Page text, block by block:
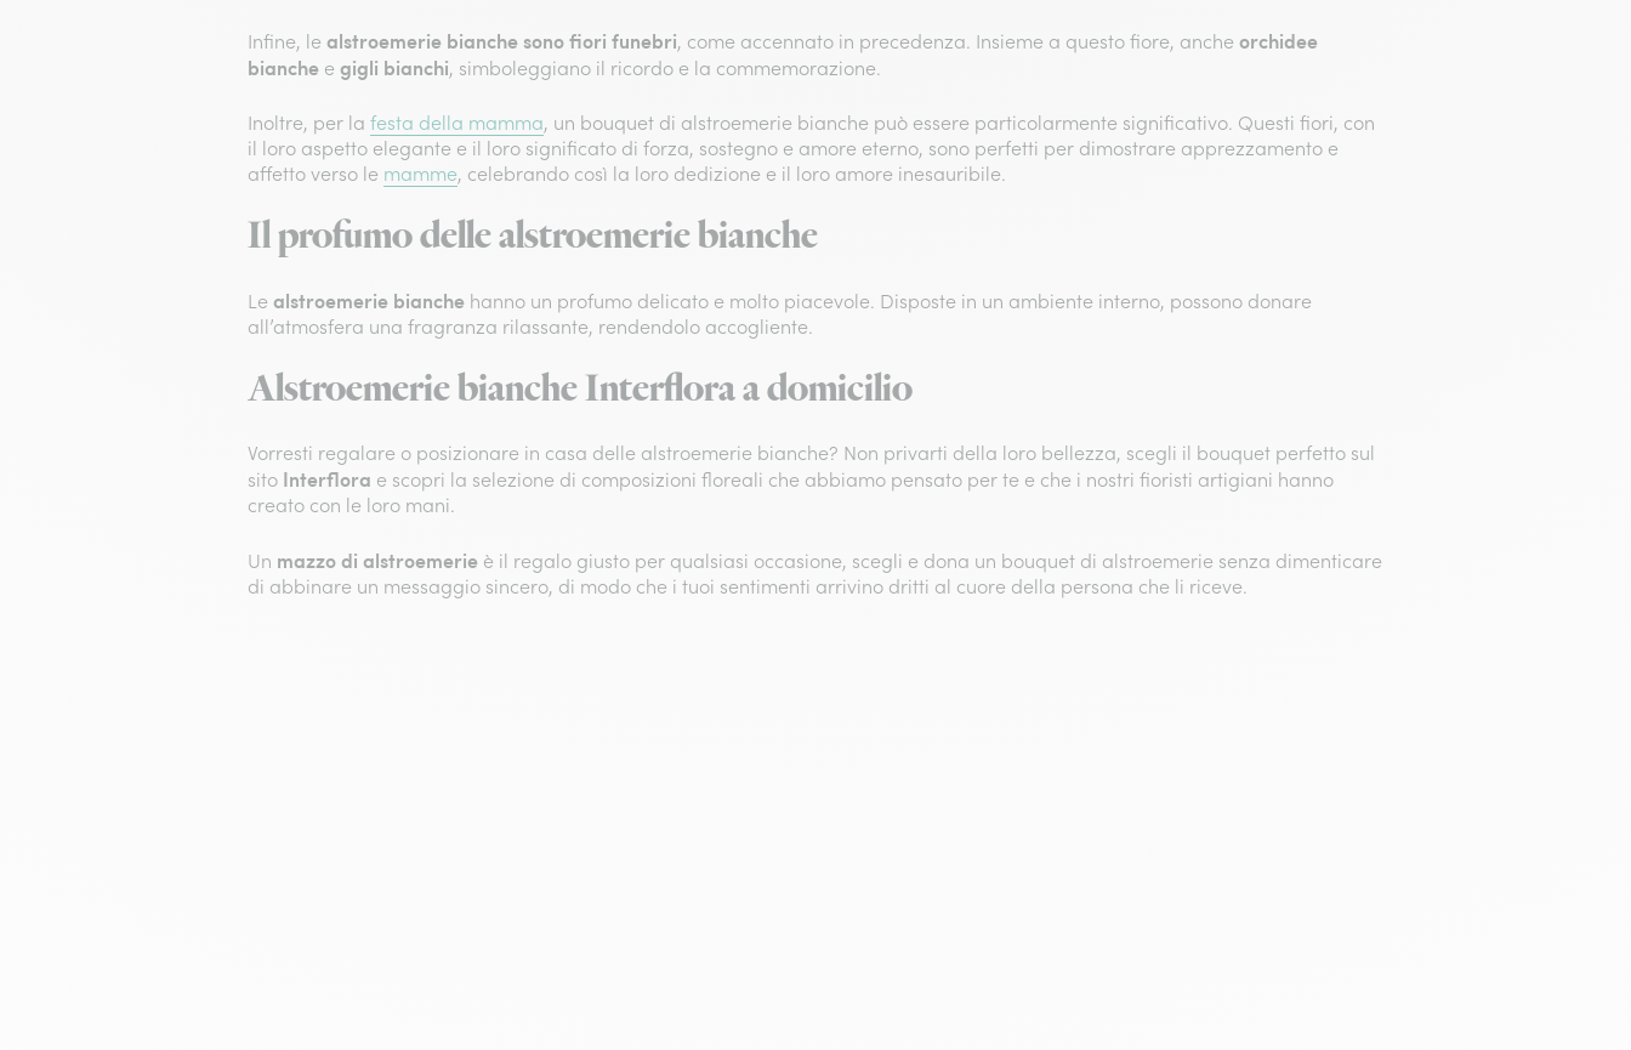
Infine, le alstroemerie bianche sono fiori funebri, come accennato in precedenza. Insieme a questo fiore, anche orchidee
bianche e gigli bianchi, simboleggiano il ricordo e la commemorazione.
Inoltre, per la festa della mamma, un bouquet di alstroemerie bianche può essere particolarmente significativo. Questi fiori, con
il loro aspetto elegante e il loro significato di forza, sostegno e amore eterno, sono perfetti per dimostrare apprezzamento e
affetto verso le mamme, celebrando così la loro dedizione e il loro amore inesauribile.
Il profumo delle alstroemerie bianche
Le alstroemerie bianche hanno un profumo delicato e molto piacevole. Disposte in un ambiente interno, possono donare
all’atmosfera una fragranza rilassante, rendendolo accogliente.
Alstroemerie bianche Interflora a domicilio
Vorresti regalare o posizionare in casa delle alstroemerie bianche? Non privarti della loro bellezza, scegli il bouquet perfetto sul
sito Interflora e scopri la selezione di composizioni floreali che abbiamo pensato per te e che i nostri fioristi artigiani hanno
creato con le loro mani.
Un mazzo di alstroemerie è il regalo giusto per qualsiasi occasione, scegli e dona un bouquet di alstroemerie senza dimenticare
di abbinare un messaggio sincero, di modo che i tuoi sentimenti arrivino dritti al cuore della persona che li riceve.